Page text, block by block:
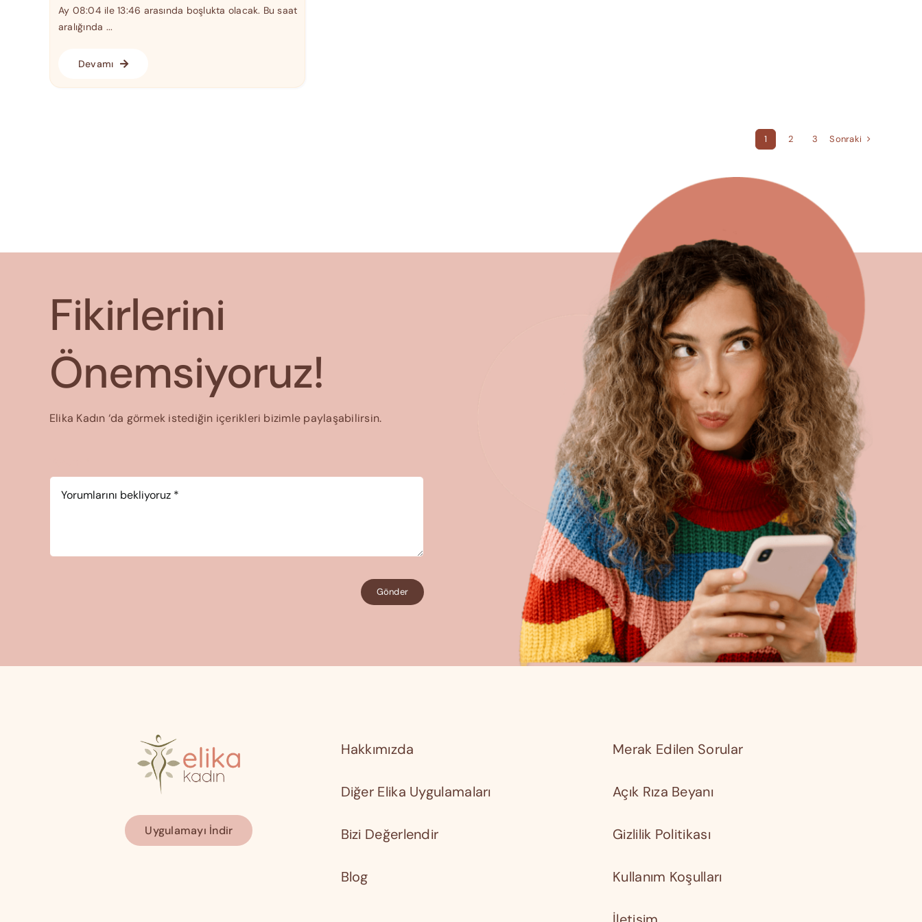
Ay 08:04 ile 13:46 arasında boşlukta olacak. Bu saat
aralığında ...
Devamı
1 2 3 Sonraki
Fikirlerini
Önemsiyoruz!
Elika Kadın ‘da görmek istediğin içerikleri bizimle paylaşabilirsin.
Gönder
Uygulamayı İndir
Hakkımızda
Diğer Elika Uygulamaları
Bizi Değerlendir
Blog
Merak Edilen Sorular
Açık Rıza Beyanı
Gizlilik Politikası
Kullanım Koşulları